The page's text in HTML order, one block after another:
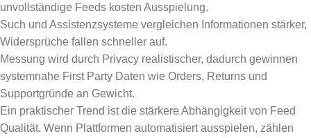
unvollständige Feeds kosten Ausspielung.
Such und Assistenzsysteme vergleichen Informationen stärker,
Widersprüche fallen schneller auf.
Messung wird durch Privacy realistischer, dadurch gewinnen
systemnahe First Party Daten wie Orders, Returns und
Supportgründe an Gewicht.
Ein praktischer Trend ist die stärkere Abhängigkeit von Feed
Qualität. Wenn Plattformen automatisiert ausspielen, zählen